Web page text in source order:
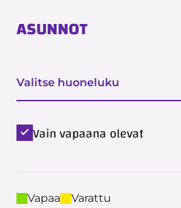
ASUNNOT
Tyyppi
Valitse huoneluku
Vain vapaana olevat
Vapaa Varattu